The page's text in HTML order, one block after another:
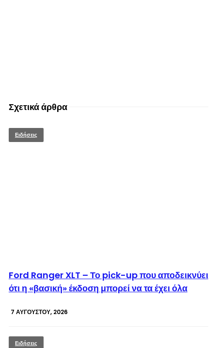
Σχετικά άρθρα
Ειδήσεις
Ford Ranger XLT – Το pick-up που αποδεικνύει
ότι η «βασική» έκδοση μπορεί να τα έχει όλα
7 ΑΥΓΟΎΣΤΟΥ, 2026
Ειδήσεις